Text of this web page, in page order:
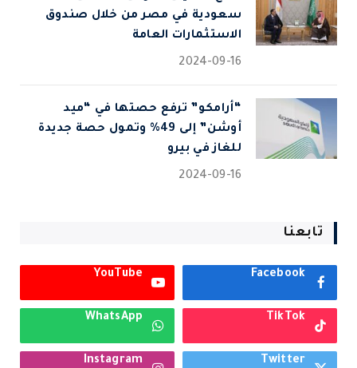
سعودية في مصر من خلال صندوق
الاستثمارات العامة
2024-09-16
“أرامكو” ترفع حصتها في “ميد
أوشن” إلى 49% وتمول حصة جديدة
للغاز في بيرو
2024-09-16
تابعنا
Facebook
YouTube
TikTok
WhatsApp
Twitter
Instagram